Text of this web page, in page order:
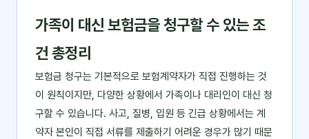
가족이 대신 보험금을 청구할 수 있는 조
건 총정리
보험금 청구는 기본적으로 보험계약자가 직접 진행하는 것
이 원칙이지만, 다양한 상황에서 가족이나 대리인이 대신 청
구할 수 있습니다. 사고, 질병, 입원 등 긴급 상황에서는 계
약자 본인이 직접 서류를 제출하기 어려운 경우가 많기 때문